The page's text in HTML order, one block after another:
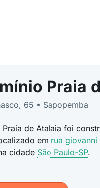
Praia
65 • Sapopemba
Praia de Atalaia foi
em rua giovanni
cidade São Paulo-SP.